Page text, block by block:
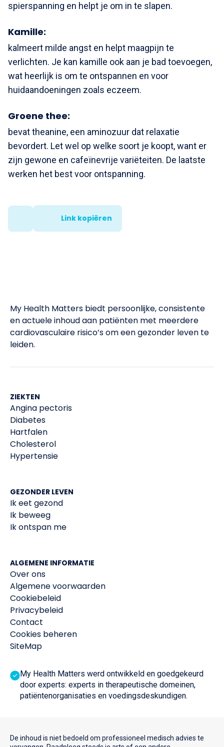
spierspanning en helpt je om in te slapen.
Kamille:
kalmeert milde angst en helpt maagpijn te
verlichten. Je kan kamille ook aan je bad toevoegen,
wat heerlijk is om te ontspannen en voor
huidaandoeningen zoals eczeem.
Groene thee:
bevat theanine, een aminozuur dat relaxatie
bevordert. Let wel op welke soort je koopt, want er
zijn gewone en cafeïnevrije variëteiten. De laatste
werken het best voor ontspanning.
Link kopiëren
My Health Matters biedt persoonlijke, consistente
en actuele inhoud aan patiënten met meerdere
cardiovasculaire risico’s om een gezonder leven te
leiden.​
ZIEKTEN
Angina pectoris
Diabetes
Hartfalen
Cholesterol
Hypertensie
GEZONDER LEVEN
Ik eet gezond
Ik beweeg
Ik ontspan me
ALGEMENE INFORMATIE
Over ons
Algemene voorwaarden
Cookiebeleid
Privacybeleid
Contact
Cookies beheren
SiteMap
My Health Matters werd ontwikkeld en goedgekeurd
door experts: experts in therapeutische domeinen,
patiëntenorganisaties en voedingsdeskundigen.
De inhoud is niet bedoeld om professioneel medisch advies te